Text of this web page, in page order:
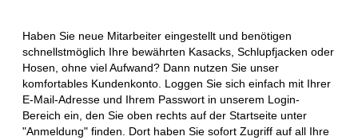
Haben Sie neue Mitarbeiter eingestellt und benötigen
schnellstmöglich Ihre bewährten Kasacks, Schlupfjacken oder
Hosen, ohne viel Aufwand? Dann nutzen Sie unser
komfortables Kundenkonto. Loggen Sie sich einfach mit Ihrer
E-Mail-Adresse und Ihrem Passwort in unserem Login-
Bereich ein, den Sie oben rechts auf der Startseite unter
"Anmeldung" finden. Dort haben Sie sofort Zugriff auf all Ihre